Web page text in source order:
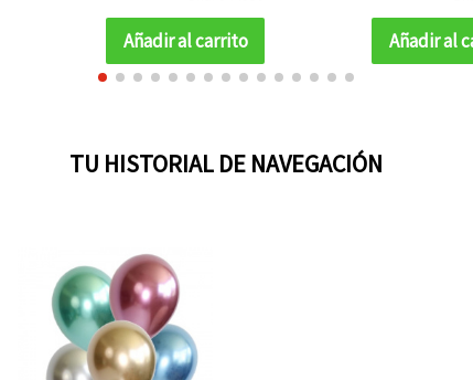
Añadir al carrito Añadir al
TU HISTORIAL DE NAVEGACIÓN